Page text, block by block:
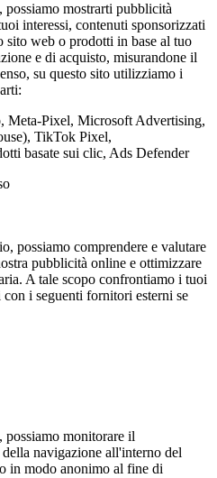
mostrarti pubblicità
interessi, contenuti sponsorizzati
sito web o prodotti in base al tuo
e di acquisto, misurandone il
su questo sito utilizziamo i
Meta-Pixel, Microsoft Advertising,
TikTok Pixel,
basate sui clic, Ads Defender
possiamo comprendere e valutare
pubblicità online e ottimizzare
A tale scopo confrontiamo i tuoi
i seguenti fornitori esterni se
possiamo monitorare il
navigazione all'interno del
in modo anonimo al fine di